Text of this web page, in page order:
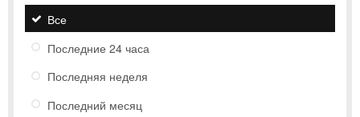
Все
Последние 24 часа
Последняя неделя
Последний месяц